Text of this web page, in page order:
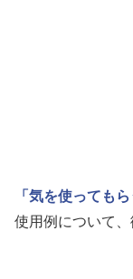
「気を使ってもら
使用例について、